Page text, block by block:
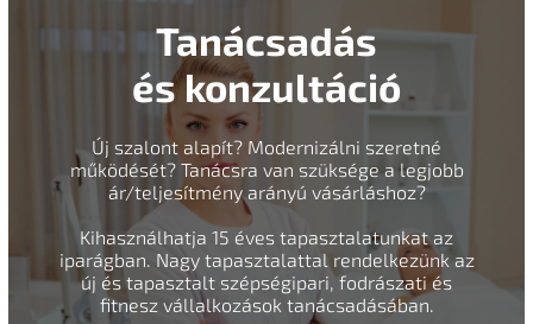
Tanácsadás
és konzultáció
Új szalont alapít? Modernizálni szeretné
működését? Tanácsra van szüksége a legjobb
ár/teljesítmény arányú vásárláshoz?
Kihasználhatja 15 éves tapasztalatunkat az
iparágban. Nagy tapasztalattal rendelkezünk az
új és tapasztalt szépségipari, fodrászati és
fitnesz vállalkozások tanácsadásában.